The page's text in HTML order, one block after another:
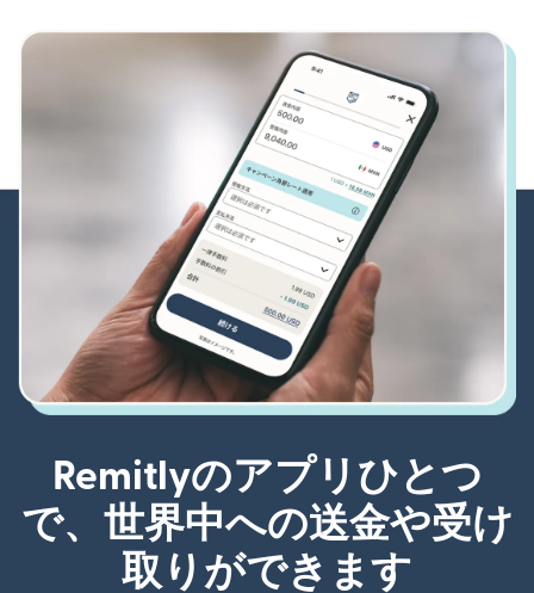
Remitlyのアプリひとつ
で、世界中への送金や受け
取りができます